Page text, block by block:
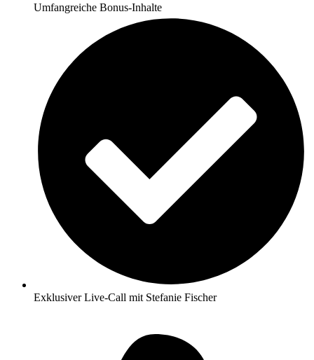
Umfangreiche Bonus-Inhalte
Exklusiver Live-Call mit Stefanie Fischer